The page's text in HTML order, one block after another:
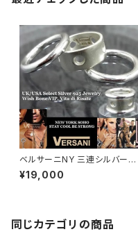
ベルサーニNY 三連シルバーリ
ング【11～16号】VERSANI NE
WYORK ホールドット｜シルバ
¥19,000
同じカテゴリの商品